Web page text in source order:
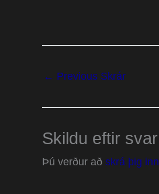
← Previous Skrár
Skildu eftir svar
Þú verður að skrá þig inn